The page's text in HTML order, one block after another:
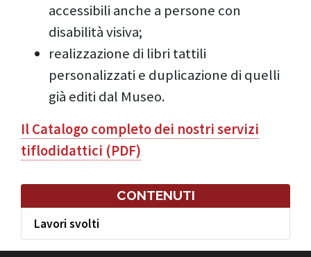
accessibili anche a persone con
disabilità visiva;
realizzazione di libri tattili
personalizzati e duplicazione di quelli
già editi dal Museo.
Il Catalogo completo dei nostri servizi
tiflodidattici (PDF)
CONTENUTI
Lavori svolti